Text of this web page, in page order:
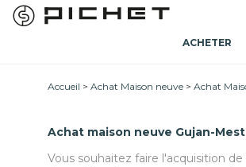
ACHETER
Accueil Achat Maison neuve Achat
Achat maison neuve Gujan-
Vous souhaitez faire l'acquisition